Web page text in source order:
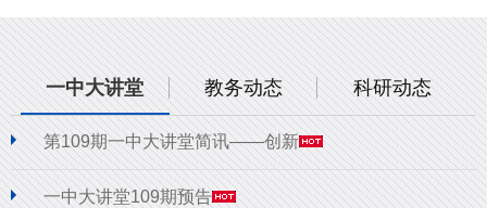
一中大讲堂 教务动态 科研动态
第109期一中大讲堂简讯——创新
一中大讲堂109期预告